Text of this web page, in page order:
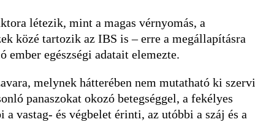
létezik, mint a magas vérnyomás, a
közé tartozik az IBS is – erre a megállapításra
egészségi adatait elemezte.
melynek hátterében nem mutatható ki szervi
panaszokat okozó betegséggel, a fekélyes
vastag- és végbelet érinti, az utóbbi a száj és a